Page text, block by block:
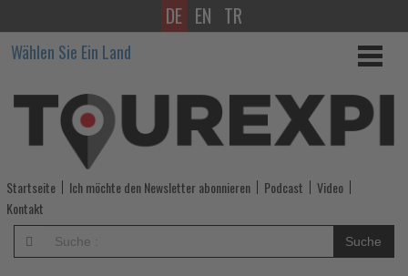
Sechs
Fernreiseziele
für
spontane
Sommerurlauber
-
Wissen,
DE EN TR
Wählen Sie Ein Land
Startseite Ich möchte den Newsletter abonnieren Podcast
Video
Kontakt
Suche